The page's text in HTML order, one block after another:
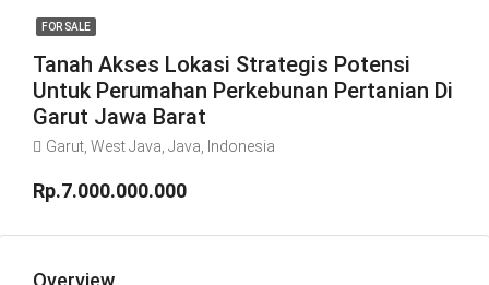
FOR SALE
Tanah Akses Lokasi Strategis Potensi
Untuk Perumahan Perkebunan Pertanian Di
Garut Jawa Barat
Garut, West Java, Java, Indonesia
Rp.7.000.000.000
Overview